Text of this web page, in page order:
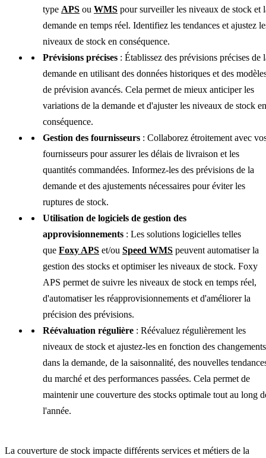
type APS ou WMS pour surveiller les niveaux de stock et
demande en temps réel. Identifiez les tendances et ajustez
niveaux de stock en conséquence.
Prévisions précises : Établissez des prévisions précises de
demande en utilisant des données historiques et des
de prévision avancés. Cela permet de mieux anticiper les
variations de la demande et d'ajuster les niveaux de stock en
conséquence.
Gestion des fournisseurs : Collaborez étroitement avec
fournisseurs pour assurer les délais de livraison et les
quantités commandées. Informez-les des prévisions de la
demande et des ajustements nécessaires pour éviter les
ruptures de stock.
Utilisation de logiciels de gestion des
approvisionnements : Les solutions logicielles telles
que Foxy APS et/ou Speed WMS peuvent automatiser la
gestion des stocks et optimiser les niveaux de stock. Foxy
APS permet de suivre les niveaux de stock en temps réel,
d'automatiser les réapprovisionnements et d'améliorer la
précision des prévisions.
Réévaluation régulière : Réévaluez régulièrement les
niveaux de stock et ajustez-les en fonction des changements
dans la demande, de la saisonnalité, des nouvelles
du marché et des performances passées. Cela permet de
maintenir une couverture des stocks optimale tout au long
l'année.
La couverture de stock impacte différents services et métiers de la